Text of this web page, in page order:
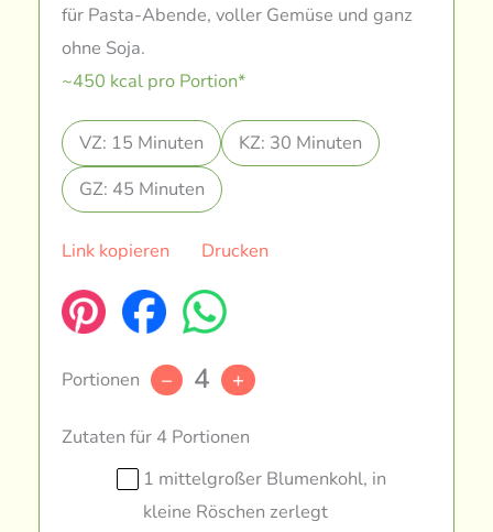
für Pasta-Abende, voller Gemüse und ganz
ohne Soja.
~450 kcal pro Portion*
VZ: 15 Minuten
KZ: 30 Minuten
GZ: 45 Minuten
Link kopieren Drucken
Portionen – 4 +
Zutaten für 4 Portionen
1 mittelgroßer Blumenkohl, in
kleine Röschen zerlegt